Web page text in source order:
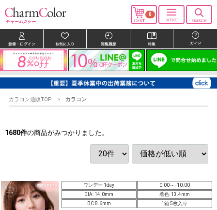
0
カラコン通販TOP カラコン
1680件の商品がみつかりました。
ワンデー 1day
0.00～ -10.00
DIA: 14.0mm
着色: 13.4mm
BC 8.6mm
1箱 5枚入り